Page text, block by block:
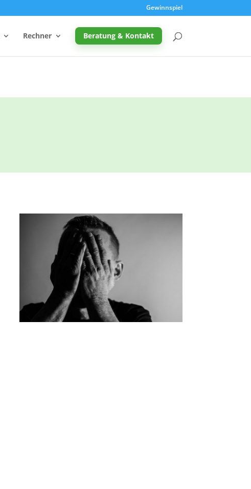
Gewinnspiel
Rechner Beratung & Kontakt